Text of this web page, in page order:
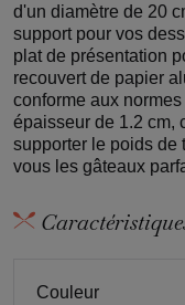
d'un diamètre de 20
support pour vos
plat de présentation
recouvert de papier
conforme aux
épaisseur de 1.2 cm,
supporter le poids de
vous les gâteaux
Couleur